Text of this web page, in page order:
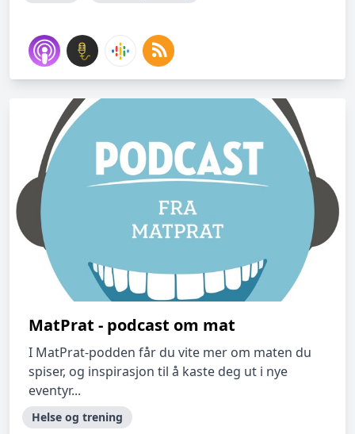
MatPrat - podcast om mat
I MatPrat-podden får du vite mer om maten du
spiser, og inspirasjon til å kaste deg ut i nye
eventyr...
Helse og trening